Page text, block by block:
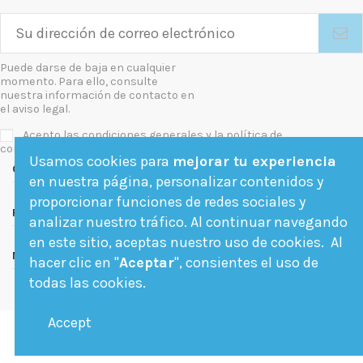
Puede darse de baja en cualquier
momento. Para ello, consulte
nuestra información de contacto en
el aviso legal.
Acepto las condiciones generales y la política de
confidencialidad
Contact us
Follow us
Newsletter
Usamos cookies para mejorar tu experiencia
en nuestra página, personalizar contenidos y
proporcionar funciones de redes sociales y
analizar nuestro tráfico. Al continuar navegando
en este sitio, aceptas nuestro uso de cookies. Al
hacer clic en "Aceptar", consientes el uso de
todas las cookies.
Accept